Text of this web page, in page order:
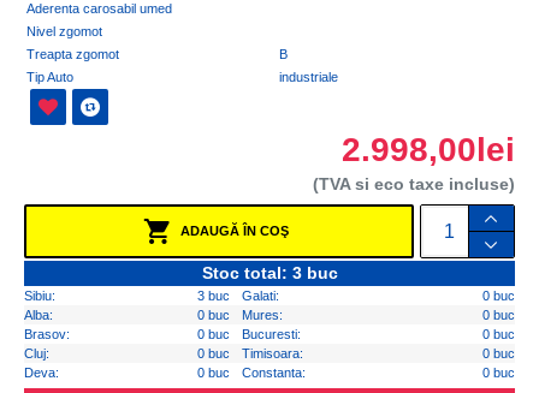
Aderenta carosabil umed
Nivel zgomot
Treapta zgomot
B
Tip Auto
industriale
2.998,00lei
(TVA si eco taxe incluse)
ADAUGĂ ÎN COŞ
Stoc total: 3 buc
Sibiu: 3 buc Galati:
0 buc
Alba:
0 buc Mures:
0 buc
Brasov:
0 buc Bucuresti:
0 buc
Cluj:
0 buc Timisoara:
0 buc
Deva:
0 buc Constanta: 0 buc